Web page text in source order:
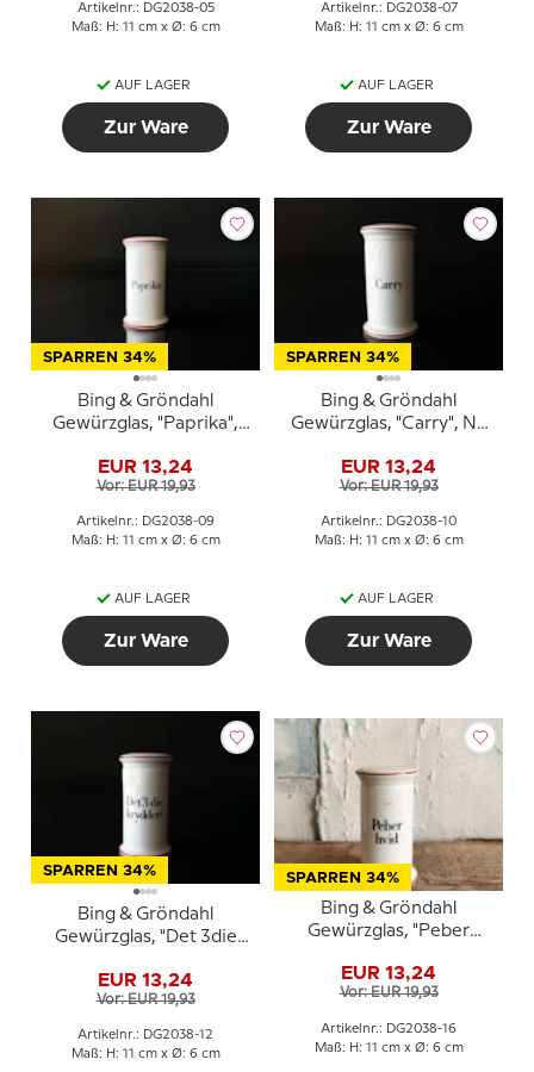
Artikelnr.: DG2038-05
Maß: H: 11 cm x Ø: 6 cm
AUF LAGER
Zur Ware
Artikelnr.: DG2038-07
Maß: H: 11 cm x Ø: 6 cm
AUF LAGER
Zur Ware
SPARREN 34%
Bing & Gröndahl
Gewürzglas, "Paprika",
EUR 13,24
Vor: EUR 19,93
Artikelnr.: DG2038-09
Maß: H: 11 cm x Ø: 6 cm
AUF LAGER
Zur Ware
SPARREN 34%
Bing & Gröndahl
Gewürzglas, "Carry", Nr.
EUR 13,24
Vor: EUR 19,93
Artikelnr.: DG2038-10
Maß: H: 11 cm x Ø: 6 cm
AUF LAGER
Zur Ware
SPARREN 34%
Bing & Gröndahl
Gewürzglas, "Det 3die
Gewürz), Nr. 497
EUR 13,24
Vor: EUR 19,93
Artikelnr.: DG2038-12
Maß: H: 11 cm x Ø: 6 cm
SPARREN 34%
Bing & Gröndahl
Gewürzglas, "Peber
Nr. 497
EUR 13,24
Vor: EUR 19,93
Artikelnr.: DG2038-16
Maß: H: 11 cm x Ø: 6 cm